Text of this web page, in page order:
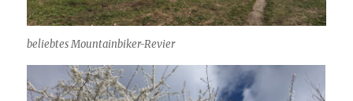
beliebtes Mountainbiker-Revier